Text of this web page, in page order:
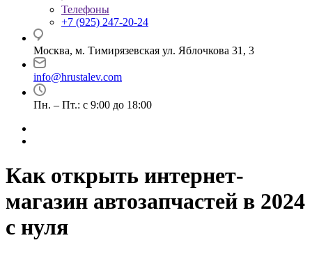
Телефоны
+7 (925) 247-20-24
Москва, м. Тимирязевская ул. Яблочкова 31, 3
info@hrustalev.com
Пн. – Пт.: с 9:00 до 18:00
Как открыть интернет-
магазин автозапчастей в 2024
с нуля